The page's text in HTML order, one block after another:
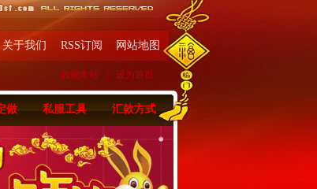
关于我们 RSS订阅 网站地图
收藏本站 设为首页
做 私服工具 汇款方式